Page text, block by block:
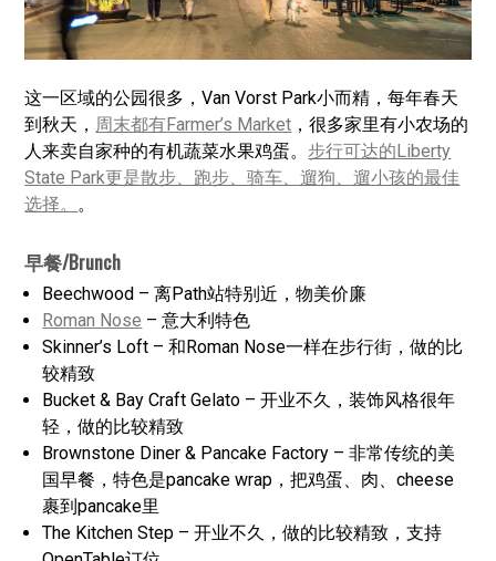
这一区域的公园很多，Van Vorst Park小而精，每年春天
到秋天， 周末都有Farmer’s Market ，很多家里有小农场的
人来卖自家种的有机蔬菜水果鸡蛋。 步行可达的Liberty
State Park更是散步、跑步、骑车、遛狗、遛小孩的最佳
选择。 。
早餐/Brunch
Beechwood – 离Path站特别近，物美价廉
Roman Nose – 意大利特色
Skinner’s Loft – 和Roman Nose一样在步行街，做的比
较精致
Bucket & Bay Craft Gelato – 开业不久，装饰风格很年
轻，做的比较精致
Brownstone Diner & Pancake Factory – 非常传统的美
国早餐，特色是pancake wrap，把鸡蛋、肉、cheese
裹到pancake里
The Kitchen Step – 开业不久，做的比较精致，支持